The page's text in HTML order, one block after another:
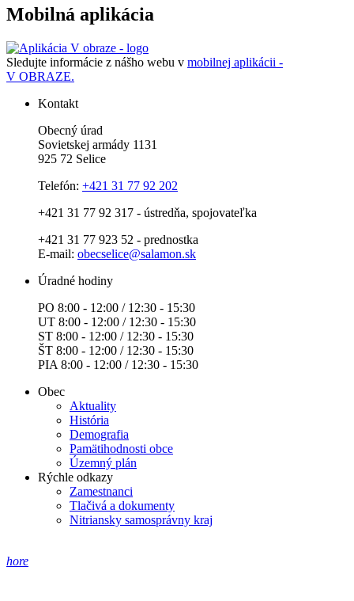
Mobilná aplikácia
Sledujte informácie z nášho webu v mobilnej aplikácii -
V OBRAZE.
Kontakt
Obecný úrad
Sovietskej armády 1131
925 72 Selice
Telefón: +421 31 77 92 202
+421 31 77 92 317 - ústredňa, spojovateľka
+421 31 77 923 52 - prednostka
E-mail: obecselice@salamon.sk
Úradné hodiny
PO 8:00 - 12:00 / 12:30 - 15:30
UT 8:00 - 12:00 / 12:30 - 15:30
ST 8:00 - 12:00 / 12:30 - 15:30
ŠT 8:00 - 12:00 / 12:30 - 15:30
PIA 8:00 - 12:00 / 12:30 - 15:30
Obec
Aktuality
História
Demografia
Pamätihodnosti obce
Územný plán
Rýchle odkazy
Zamestnanci
Tlačivá a dokumenty
Nitriansky samosprávny kraj
hore